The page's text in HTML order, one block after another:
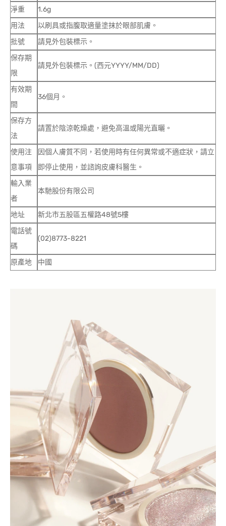
淨重
1.6g
用法
以刷具或指腹取適量塗抹於眼部肌膚。
批號
請見外包裝標示。
保存期
限
請見外包裝標示。(西元YYYY/MM/DD)
有效期
間
36個月。
保存方
法
請置於陰涼乾燥處，避免高溫或陽光直曬。
使用注
意事項
因個人膚質不同，若使用時有任何異常或不適症狀，請立
即停止使用，並諮詢皮膚科醫生。
輸入業
者
本馳股份有限公司
地址
新北市五股區五權路48號5樓
電話號
碼
(02)8773-8221
原產地 中國